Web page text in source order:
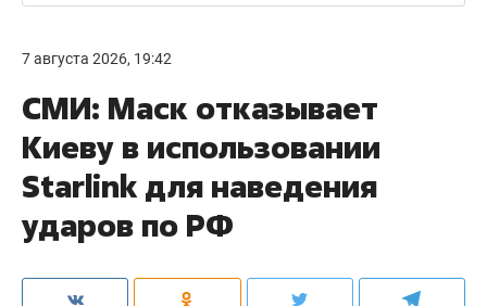
7 августа 2026, 19:42
СМИ: Маск отказывает
Киеву в использовании
Starlink для наведения
ударов по РФ